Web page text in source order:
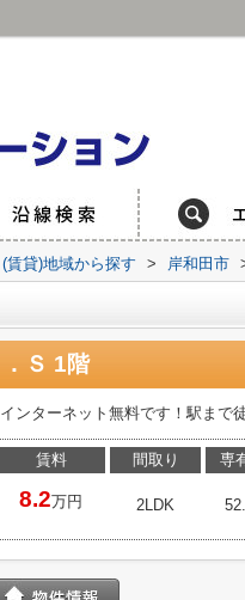
(賃貸)地域から探す > 岸和田市
．Ｓ 1階
インターネット無料です！駅まで
賃料
8.2万円
間取り
2LDK
専